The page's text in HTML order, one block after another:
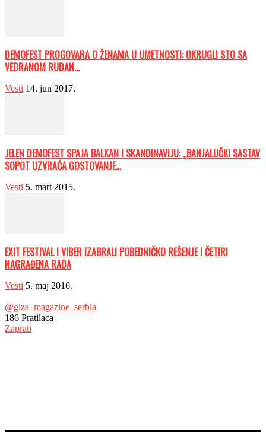
DEMOFEST PROGOVARA O ŽENAMA U UMETNOSTI: OKRUGLI STO SA
VEDRANOM RUDAN...
Vesti 14. jun 2017.
JELEN DEMOFEST SPAJA BALKAN I SKANDINAVIJU: „BANJALUČKI SASTAV
SOPOT UZVRAĆA GOSTOVANJE...
Vesti 5. mart 2015.
EXIT FESTIVAL I VIBER IZABRALI POBEDNIČKO REŠENJE I ČETIRI
NAGRAĐENA RADA
Vesti 5. maj 2016.
@giza_magazine_serbia
186 Pratilaca
Zaprati